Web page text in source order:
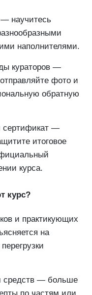
научитесь
наполнителями.
кураторов —
фото и
обратную
сертификат —
итоговое
курса.
курс?
и практикующих
на
средств — больше